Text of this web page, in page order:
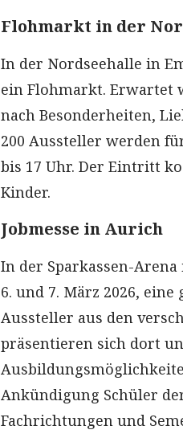
Flohmarkt in der
In der Nordseehalle in
ein Flohmarkt. Erwartet
nach Besonderheiten,
200 Aussteller werden
bis 17 Uhr. Der Eintritt
Kinder.
Jobmesse in Aurich
In der Sparkassen-
6. und 7. März 2026,
Aussteller aus den
präsentieren sich dort
Ankündigung Schüler
Fachrichtungen und